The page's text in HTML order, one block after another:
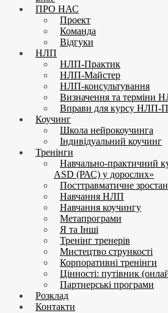
ПРО НАС
Проект
Команда
Відгуки
НЛП
НЛП-Практик
НЛП-Майстер
НЛП-консультування
Визначення та терміни
Вправи для курсу НЛП-
Коучинг
Школа нейрокоучинга
Індивідуальний коучинг
Тренінги
Навчально-практичний
ASD (РАС) у дорослих»
Посттравматичне
Навчання НЛП
Навчання коучингу
Метапрограми
Я та Інші
Тренінг тренерів
Мистецтво стрункості
Корпоративні тренінги
Цінності: путівник
Партнерські програми
Розклад
Контакти